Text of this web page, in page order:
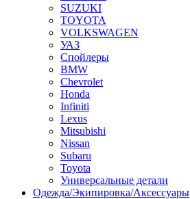
SUZUKI
TOYOTA
VOLKSWAGEN
УАЗ
Спойлеры
BMW
Chevrolet
Honda
Infiniti
Lexus
Mitsubishi
Nissan
Subaru
Toyota
Универсальные детали
Одежда/Экипировка/Аксессуары